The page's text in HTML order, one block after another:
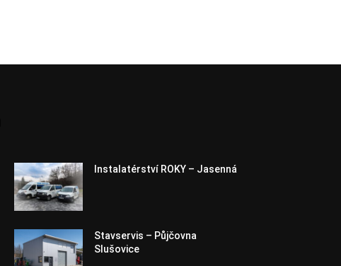
Instalatérství ROKY – Jasenná
Stavservis – Půjčovna
Slušovice